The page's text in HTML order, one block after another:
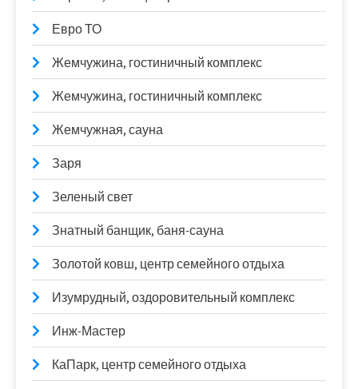
Евро ТО
Жемчужина, гостиничный комплекс
Жемчужина, гостиничный комплекс
Жемчужная, сауна
Заря
Зеленый свет
Знатный банщик, баня-сауна
Золотой ковш, центр семейного отдыха
Изумрудный, оздоровительный комплекс
Инж-Мастер
КаПарк, центр семейного отдыха